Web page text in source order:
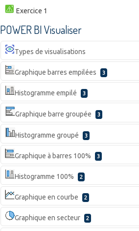
Exercice 1
POWER BI Visualiser
Types de visualisations
Graphique barres empilées 3
Histogramme empilé 3
Graphique barre groupée 3
Histogramme groupé 3
Graphique à barres 100% 3
Histogramme 100% 2
Graphique en courbe 2
Graphique en secteur 2